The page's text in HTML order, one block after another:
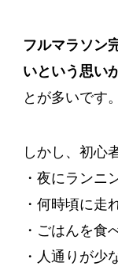
フルマラソン
いという思い
とが多いです。
しかし、初心
・夜にランニ
・何時頃に走
・ごはんを食
・人通りが少